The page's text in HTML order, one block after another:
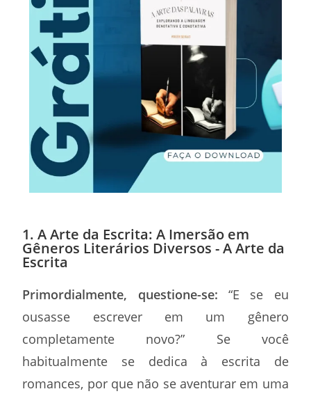
1. A Arte da Escrita: A Imersão em
Gêneros Literários Diversos - A Arte da
Escrita
Primordialmente, questione-se: “E se eu
ousasse escrever em um gênero
completamente novo?” Se você
habitualmente se dedica à escrita de
romances, por que não se aventurar em uma